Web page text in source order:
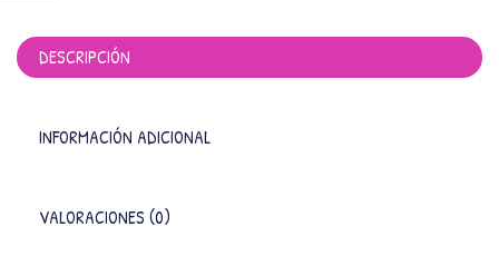
DESCRIPCIÓN
INFORMACIÓN ADICIONAL
VALORACIONES (0)